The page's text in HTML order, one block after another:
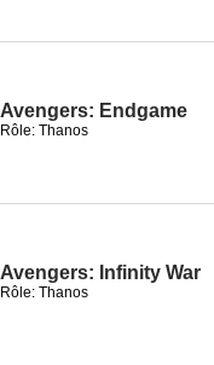
Avengers: Endgame
Rôle: Thanos
Avengers: Infinity War
Rôle: Thanos